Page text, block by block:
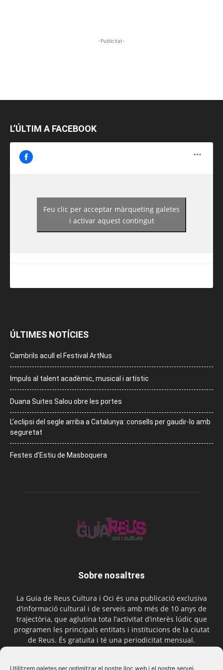
Utilitzem galetes per optimitzar el nostre lloc web i el nostre servei.
-Publicitat-
L’ÚLTIM A FACEBOOK
https://www.facebook.com/guiadereus/
Feu clic per acceptar màrqueting galetes
i activar aquest contingut
ÚLTIMES NOTÍCIES
Cambrils acull el Festival ArtNus
Impuls al talent acadèmic, musical i artístic
Duana Suites Salou obre les portes
L’eclipsi del segle arriba a Catalunya: consells per gaudir-lo amb
seguretat
Festes d’Estiu de Masboquera
Sobre nosaltres
La Guia de Reus Cultura i Oci és una publicació exclusiva
d’informació cultural i de serveis amb més de 10 anys de
trajectòria, que aglutina tota l’activitat d’interès lúdic que
programen les principals entitats i institucions de la ciutat
de Reus. És gratuïta i té una periodicitat mensual.